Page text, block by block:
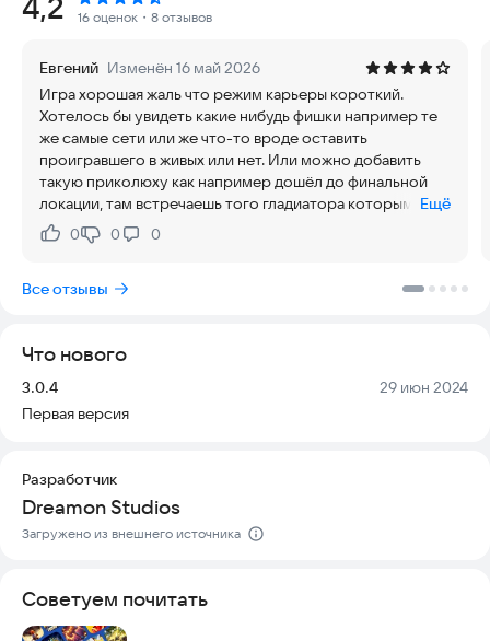
динамичные и тактически интересные бои, где важно не
только ударить, но и правильно выбрать момент и стиль
Игра полностью готова к запуску и не требует
дополнительных настроек для безопасности. Вы можете
наслаждаться геймплеем без риска для устройства, а
процесс установки прост и понятен. Актуальность контента
сохраняется благодаря регулярным обновлениям, которые
улучшают стабильность и добавляют новые возможности
для сражений.
гладиатором на арене.
16 оценок ・8 отзывов
Евгений Изменён 16 май 2026
Игра хорошая жаль что режим карьеры короткий.
Хотелось бы увидеть какие нибудь фишки например те
же самые сети или же что-то вроде оставить
проигравшего в живых или нет. Или можно добавить
такую приколюху как например дошёл до финальной
локации, там встречаешь того гладиатора которым
играл в прошлый раз и дошёл до финала.
Ещё
Нравится:
0Не нравится:
0 0
Все отзывы
Что нового
Версия:
3.0.4 Дата:
29 июн 2024
Первая версия
Разработчик
Dreamon Studios
Загружено из внешнего источника
Советуем почитать